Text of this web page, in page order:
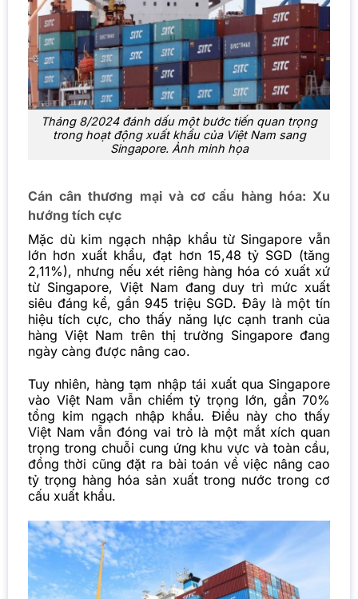
Tháng 8/2024 đánh dấu một bước tiến quan trọng
trong hoạt động xuất khẩu của Việt Nam sang
Singapore. Ảnh minh họa
Cán cân thương mại và cơ cấu hàng hóa: Xu
hướng tích cực
Mặc dù kim ngạch nhập khẩu từ Singapore vẫn
lớn hơn xuất khẩu, đạt hơn 15,48 tỷ SGD (tăng
2,11%), nhưng nếu xét riêng hàng hóa có xuất xứ
từ Singapore, Việt Nam đang duy trì mức xuất
siêu đáng kể, gần 945 triệu SGD. Đây là một tín
hiệu tích cực, cho thấy năng lực cạnh tranh của
hàng Việt Nam trên thị trường Singapore đang
ngày càng được nâng cao.
Tuy nhiên, hàng tạm nhập tái xuất qua Singapore
vào Việt Nam vẫn chiếm tỷ trọng lớn, gần 70%
tổng kim ngạch nhập khẩu. Điều này cho thấy
Việt Nam vẫn đóng vai trò là một mắt xích quan
trọng trong chuỗi cung ứng khu vực và toàn cầu,
đồng thời cũng đặt ra bài toán về việc nâng cao
tỷ trọng hàng hóa sản xuất trong nước trong cơ
cấu xuất khẩu.